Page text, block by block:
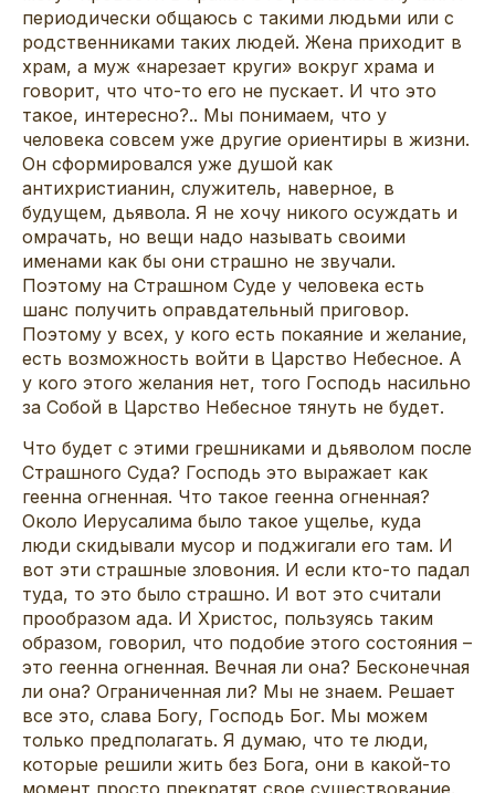
периодически общаюсь с такими людьми или с
родственниками таких людей. Жена приходит в
храм, а муж «нарезает круги» вокруг храма и
говорит, что что-то его не пускает. И что это
такое, интересно?.. Мы понимаем, что у
человека совсем уже другие ориентиры в жизни.
Он сформировался уже душой как
антихристианин, служитель, наверное, в
будущем, дьявола. Я не хочу никого осуждать и
омрачать, но вещи надо называть своими
именами как бы они страшно не звучали.
Поэтому на Страшном Суде у человека есть
шанс получить оправдательный приговор.
Поэтому у всех, у кого есть покаяние и желание,
есть возможность войти в Царство Небесное. А
у кого этого желания нет, того Господь насильно
за Собой в Царство Небесное тянуть не будет.
Что будет с этими грешниками и дьяволом после
Страшного Суда? Господь это выражает как
геенна огненная. Что такое геенна огненная?
Около Иерусалима было такое ущелье, куда
люди скидывали мусор и поджигали его там. И
вот эти страшные зловония. И если кто-то падал
туда, то это было страшно. И вот это считали
прообразом ада. И Христос, пользуясь таким
образом, говорил, что подобие этого состояния –
это геенна огненная. Вечная ли она? Бесконечная
ли она? Ограниченная ли? Мы не знаем. Решает
все это, слава Богу, Господь Бог. Мы можем
только предполагать. Я думаю, что те люди,
которые решили жить без Бога, они в какой-то
момент просто прекратят свое существование.